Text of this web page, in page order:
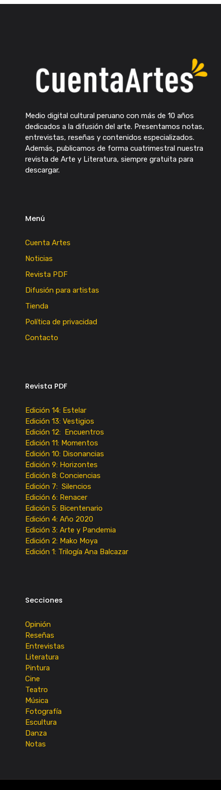
Medio digital cultural peruano con más de 10 años
dedicados a la difusión del arte. Presentamos notas,
entrevistas, reseñas y contenidos especializados.
Además, publicamos de forma cuatrimestral nuestra
revista de Arte y Literatura, siempre gratuita para
descargar.
Menú
Cuenta Artes
Noticias
Revista PDF
Difusión para artistas
Tienda
Política de privacidad
Contacto
Revista PDF
Edición 14: Estelar
Edición 13: Vestigios
Edición 12: Encuentros
Edición 11: Momentos
Edición 10: Disonancias
Edición 9: Horizontes
Edición 8: Conciencias
Edición 7: Silencios
Edición 6: Renacer
Edición 5: Bicentenario
Edición 4: Año 2020
Edición 3: Arte y Pandemia
Edición 2: Mako Moya
Edición 1: Trilogía Ana Balcazar
Secciones
Opinión
Reseñas
Entrevistas
Literatura
Pintura
Cine
Teatro
Música
Fotografía
Escultura
Danza
Notas